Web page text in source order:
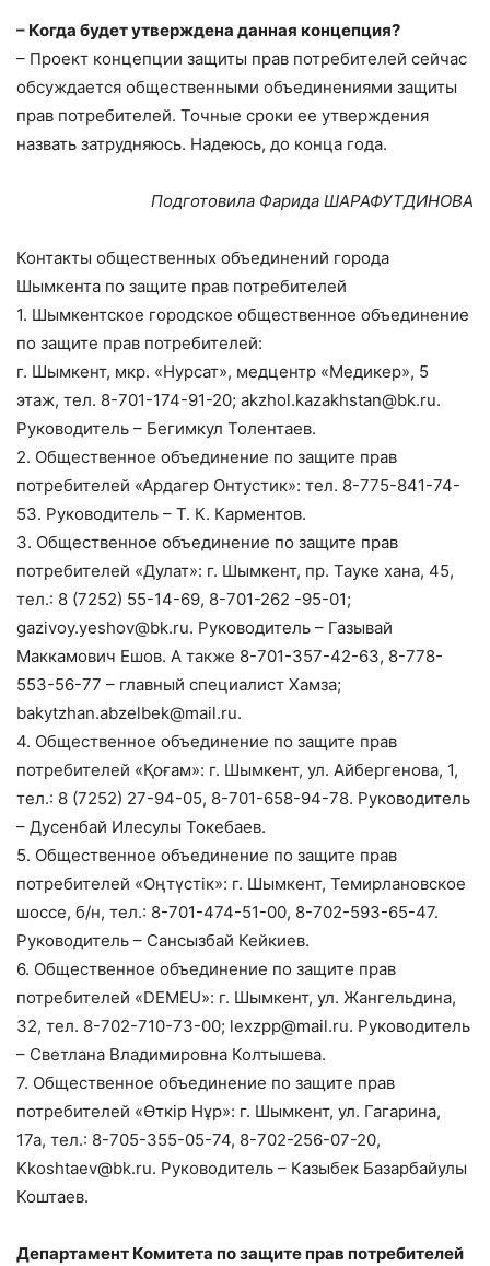
– Когда будет утверждена данная концепция?
– Проект концепции защиты прав потребителей сейчас
обсуждается общественными объединениями защиты
прав потребителей. Точные сроки ее утверждения
назвать затрудняюсь. Надеюсь, до конца года.
Подготовила Фарида ШАРАФУТДИНОВА
Контакты общественных объединений города
Шымкента по защите прав потребителей
1. Шымкентское городское общественное объединение
по защите прав потребителей:
г. Шымкент, мкр. «Нурсат», медцентр «Медикер», 5
этаж, тел. 8-701-174-91-20; akzhol.kazakhstan@bk.ru.
Руководитель – Бегимкул Толентаев.
2. Общественное объединение по защите прав
потребителей «Ардагер Онтустик»: тел. 8-775-841-74-
53. Руководитель – Т. К. Карментов.
3. Общественное объединение по защите прав
потребителей «Дулат»: г. Шымкент, пр. Тауке хана, 45,
тел.: 8 (7252) 55-14-69, 8-701-262 -95-01;
gazivoy.yeshov@bk.ru. Руководитель – Газывай
Маккамович Ешов. А также 8-701-357-42-63, 8-778-
553-56-77 – главный специалист Хамза;
bakytzhan.abzelbek@mail.ru.
4. Общественное объединение по защите прав
потребителей «Қоғам»: г. Шымкент, ул. Айбергенова, 1,
тел.: 8 (7252) 27-94-05, 8-701-658-94-78. Руководитель
– Дусенбай Илесулы Токебаев.
5. Общественное объединение по защите прав
потребителей «Оңтүстік»: г. Шымкент, Темирлановское
шоссе, б/н, тел.: 8-701-474-51-00, 8-702-593-65-47.
Руководитель – Сансызбай Кейкиев.
6. Общественное объединение по защите прав
потребителей «DEMEU»: г. Шымкент, ул. Жангельдина,
32, тел. 8-702-710-73-00; lexzpp@mail.ru. Руководитель
– Светлана Владимировна Колтышева.
7. Общественное объединение по защите прав
потребителей «Өткір Нұр»: г. Шымкент, ул. Гагарина,
17а, тел.: 8-705-355-05-74, 8-702-256-07-20,
Kkoshtaev@bk.ru. Руководитель – Казыбек Базарбайулы
Коштаев.
Департамент Комитета по защите прав потребителей